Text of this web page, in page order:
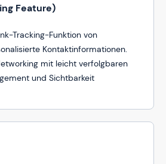
Feature)
Tracking-Funktion von
Kontaktinformationen.
mit leicht verfolgbaren
und Sichtbarkeit